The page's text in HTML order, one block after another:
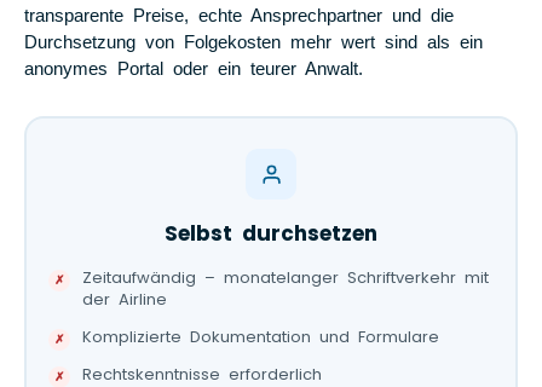
transparente Preise, echte Ansprechpartner und die
Durchsetzung von Folgekosten mehr wert sind als ein
anonymes Portal oder ein teurer Anwalt.
Selbst durchsetzen
Zeitaufwändig – monatelanger Schriftverkehr mit
der Airline
Komplizierte Dokumentation und Formulare
Rechtskenntnisse erforderlich